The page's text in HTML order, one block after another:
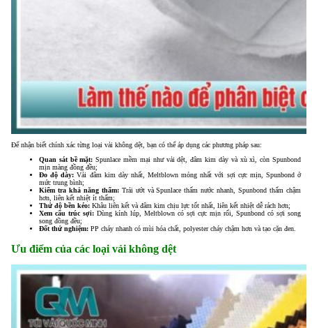
Để nhận biết chính xác từng loại vải không dệt, bạn có thể áp dụng các phương pháp sau:
Quan sát bề mặt: Spunlace mềm mại như vải dệt, đâm kim dày và xù xì, còn Spunbond
mịn màng đồng đều;
Đo độ dày: Vải đâm kim dày nhất, Meltblown mỏng nhất với sợi cực mịn, Spunbond ở
mức trung bình;
Kiểm tra khả năng thấm:Trải ướt và Spunlace thấm nước nhanh, Spunbond thấm chậm
hơn, liên kết nhiệt ít thấm;
Thử độ bền kéo: Khâu liên kết và đâm kim chịu lực tốt nhất, liên kết nhiệt dễ rách hơn;
Xem cấu trúc sợi: Dùng kính lúp, Meltblown có sợi cực mịn rối, Spunbond có sợi song
song đồng đều;
Đốt thử nghiệm: PP cháy nhanh có mùi hóa chất, polyester cháy chậm hơn và tạo cặn đen.
Ưu điểm của các loại vải không dệt